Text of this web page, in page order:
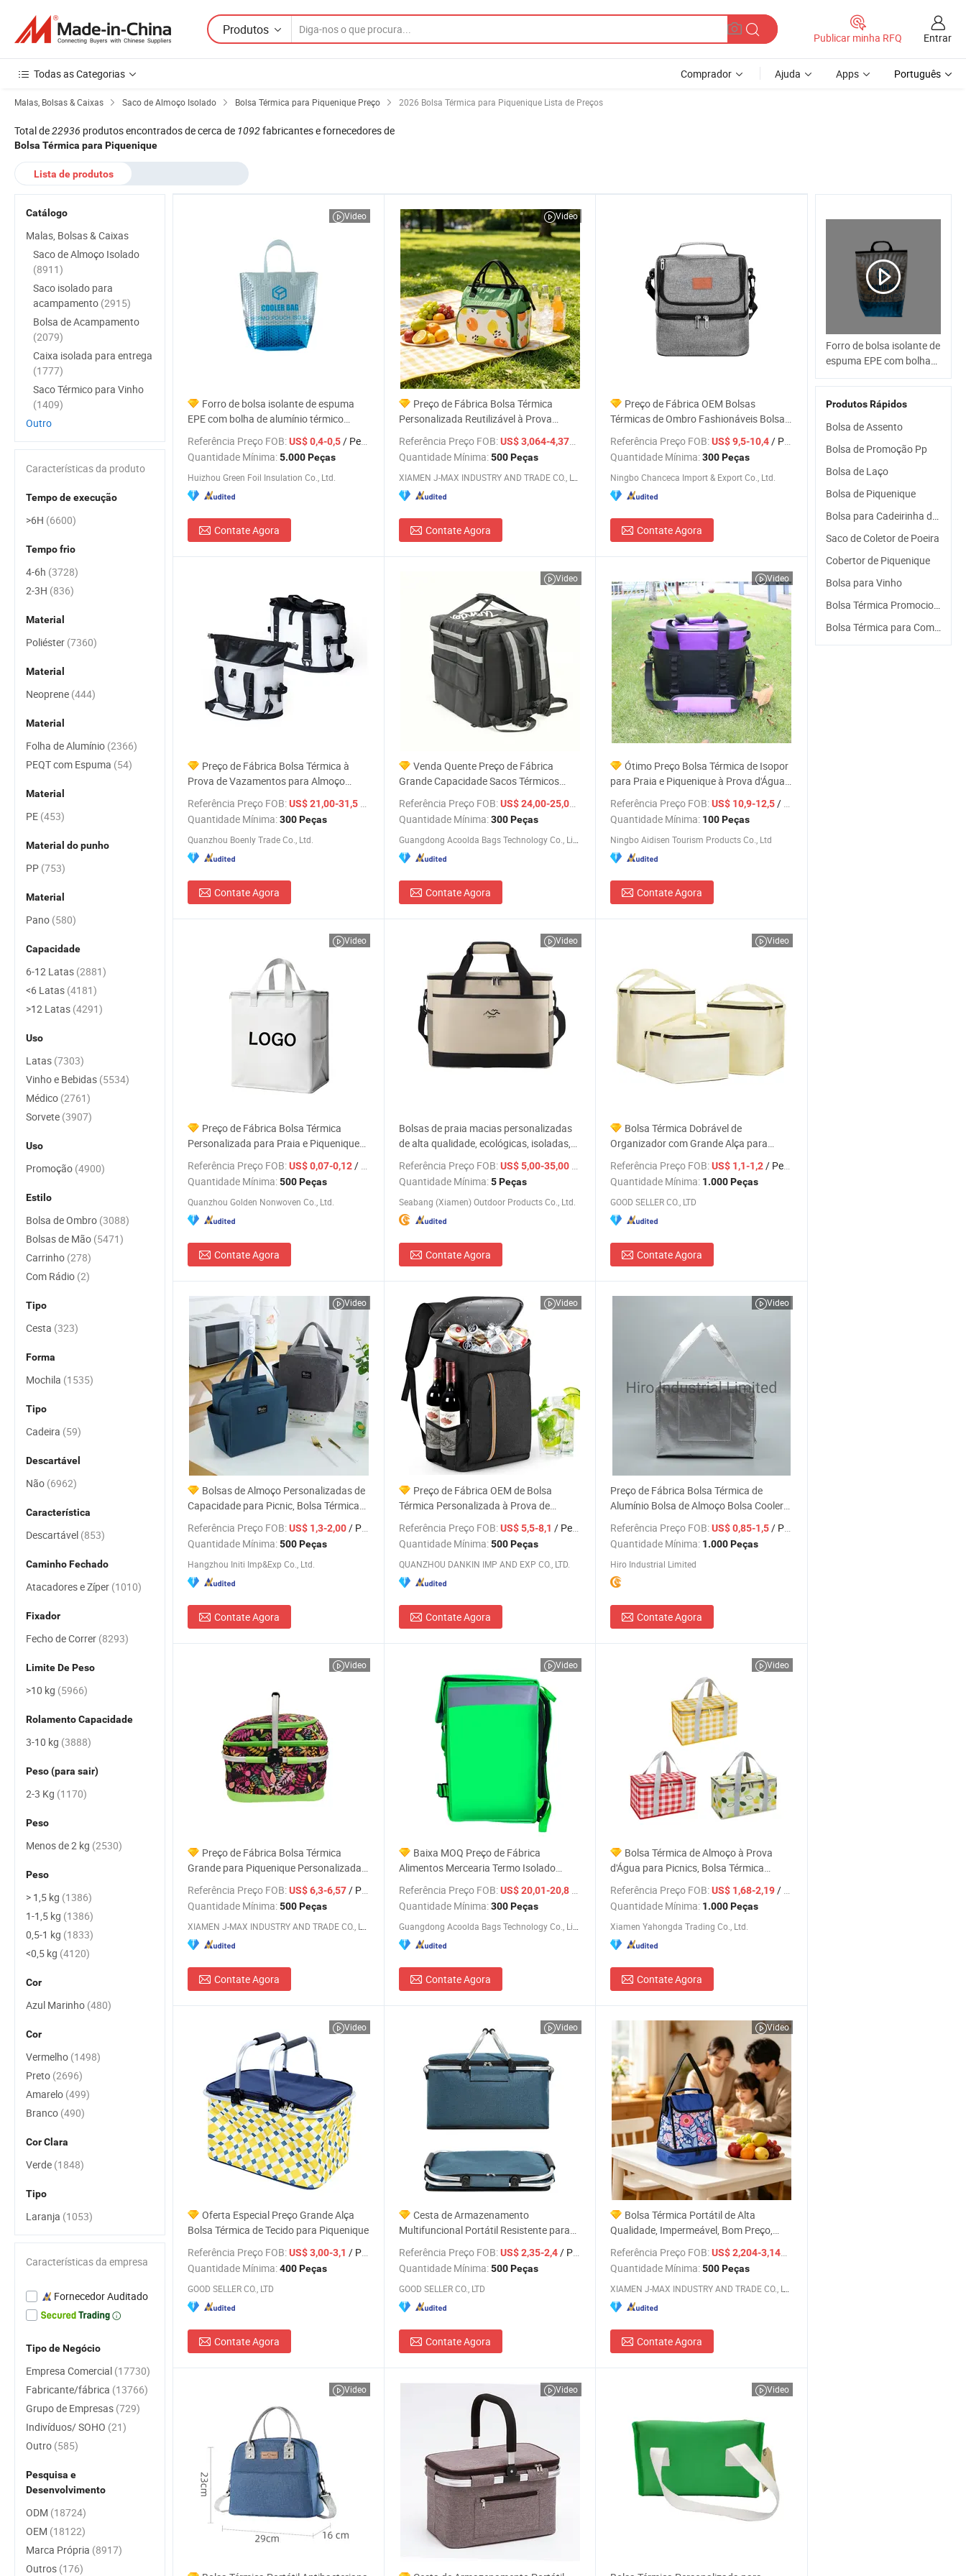
Produtos
Publicar minha RFQ Entrar
Todas as Categorias Comprador Ajuda Apps Português
Malas, Bolsas & Caixas Saco de Almoço Isolado Bolsa Térmica para Piquenique Preço 2026 Bolsa Térmica para Piquenique Lista de Preços
Total de22936 produtos encontrados de cerca de 1092fabricantes e fornecedores de
Bolsa Térmica para Piquenique
Lista de produtos
Video
Forro de bolsa isolante de espuma
EPE com bolha de alumínio térmico
personalizado para bolsa térmica de frio
para piquenique, alimentos e peixes com
preço de fábrica
Referência Preço FOB:US$ 0,4-0,5/ Peça
Quantidade Mínima:5.000 Peças
Huizhou Green Foil Insulation Co., Ltd.
Contate Agora
Video
Preço de Fábrica Bolsa Térmica
Personalizada Reutilizável à Prova
d'Água para Preservação de Calor em
Piqueniques ao Ar Livre
Referência Preço FOB:US$ 3,064-4,377 / Peça
Quantidade Mínima:500 Peças
Contate Agora
Preço de Fábrica OEM Bolsas
Térmicas de Ombro Fashionáveis Bolsa
Térmica para Almoço Bolsa Térmica para
Piquenique ao Ar Livre
Referência Preço FOB:US$ 9,5-10,4/ Peça
Quantidade Mínima:300 Peças
Ningbo Chanceca Import & Export Co., Ltd.
Contate Agora
Preço de Fábrica Bolsa Térmica à
Prova de Vazamentos para Almoço
Viagem Piquenique Gelo Praia Cooler
Bolsa à Prova d'Água Sacos Térmicos
Isolados para Camping ao Ar Livre
Referência Preço FOB:US$ 21,00-31,5
Quantidade Mínima:300 Peças
Quanzhou Boenly Trade Co., Ltd.
Contate Agora
Video
Venda Quente Preço de Fábrica
Grande Capacidade Sacos Térmicos
para Piquenique
Referência Preço FOB:US$ 24,00-25,00 / Peça
Quantidade Mínima:300 Peças
Contate Agora
Video
Ótimo Preço Bolsa Térmica de Isopor
para Praia e Piquenique à Prova d'Água
para Peixes
Referência Preço FOB:US$ 10,9-12,5/ Peça
Quantidade Mínima: 100 Peças
Ningbo Aidisen Tourism Products Co., Ltd
Contate Agora
Video
Preço de Fábrica Bolsa Térmica
Personalizada para Praia e Piquenique
Bolsa Térmica Reutilizável para Almoço
Bolsa Térmica Isolada
Referência Preço FOB:US$ 0,07-0,12/ Peça
Quantidade Mínima:500 Peças
Quanzhou Golden Nonwoven Co., Ltd.
Contate Agora
Video
Bolsas de praia macias personalizadas
de alta qualidade, ecológicas, isoladas,
de oxford, para piquenique, estilo de luxo
moderno e fashion, preço
Referência Preço FOB:US$ 5,00-35,00/ Peça
Quantidade Mínima:5 Peças
Seabang (Xiamen) Outdoor Products Co., Ltd.
Contate Agora
Video
Bolsa Térmica Dobrável de
Organizador com Grande Alça para
Atacado
Referência Preço FOB:US$ 1,1-1,2/ Peça
Quantidade Mínima: 1.000 Peças
GOOD SELLER CO., LTD
Contate Agora
Video
Bolsas de Almoço Personalizadas de
Capacidade para Picnic, Bolsa Térmica
Externa ODM para Picnic ao Ar Livre,
Preço de Fábrica Oxford 600d
Referência Preço FOB:US$ 1,3-2,00/ Peça
Quantidade Mínima:500 Peças
Hangzhou Initi Imp&Exp Co., Ltd.
Contate Agora
Video
Preço de Fábrica OEM de Bolsa
Térmica Personalizada à Prova de
Vazamentos para Picnics
Referência Preço FOB:US$ 5,5-8,1 / Peça
Quantidade Mínima:500 Peças
QUANZHOU DANKIN IMP AND EXP CO., LTD.
Contate Agora
Video
Preço de Fábrica Bolsa Térmica de
Alumínio Bolsa de Almoço Bolsa Cooler
Bolsa Térmica para Piquenique
Referência Preço FOB:US$ 0,85-1,5/ Peça
Quantidade Mínima: 1.000 Peças
Hiro Industrial Limited
Contate Agora
Video
Preço de Fábrica Bolsa Térmica
Grande para Piquenique Personalizada
com Rede Tote para Praia Bolsa Jumbo
Isolada com Cooler
Referência Preço FOB:US$ 6,3-6,57/ Peça
Quantidade Mínima:500 Peças
Contate Agora
Video
Baixa MOQ Preço de Fábrica
Alimentos Mercearia Termo Isolado
Bolsa de Almoço Mochila Cooler para
Viagem Piquenique Bolsa de Gelo para
Viagem
Referência Preço FOB:US$ 20,01-20,8/ Peça
Quantidade Mínima:300 Peças
Contate Agora
Video
Bolsa Térmica de Almoço à Prova
d'Água para Picnics, Bolsa Térmica
Isolada com Logo, Bolsa Térmica com
Zíper para Garrafa de Gelo
Referência Preço FOB:US$ 1,68-2,19/ Peça
Quantidade Mínima: 1.000 Peças
Xiamen Yahongda Trading Co., Ltd.
Contate Agora
Video
Oferta Especial Preço Grande Alça
Bolsa Térmica de Tecido para Piquenique
Referência Preço FOB:US$ 3,00-3,1 / Peça
Quantidade Mínima:400 Peças
GOOD SELLER CO., LTD
Contate Agora
Video
Cesta de Armazenamento
Multifuncional Portátil Resistente para
Atacado, Bolsa Térmica para Pic-nic
Referência Preço FOB:US$ 2,35-2,4/ Peça
Quantidade Mínima:500 Peças
GOOD SELLER CO., LTD
Contate Agora
Video
Bolsa Térmica Portátil de Alta
Qualidade, Impermeável, Bom Preço,
Ideal para Piqueniques e Acampamentos
Referência Preço FOB:US$ 2,204-3,149 / Peça
Quantidade Mínima:500 Peças
Contate Agora
Video Video Video
Forro de bolsa isolante de
espuma EPE com bolha
de alumínio térmico
personalizado para bolsa
térmica de frio para
piquenique, alimentos e
fábrica
Produtos Rápidos
Bolsa de Assento
Bolsa de Promoção Pp
Bolsa de Laço
Bolsa de Piquenique
Bolsa para Cadeirinha de Carro
Saco de Coletor de Poeira
Cobertor de Piquenique
Bolsa para Vinho
Bolsa Térmica Promocional
Bolsa Térmica para Compras
Catálogo
Malas, Bolsas & Caixas
Saco de Almoço Isolado
(8911)
Saco isolado para
acampamento (2915)
Bolsa de Acampamento
(2079)
Caixa isolada para entrega
(1777)
Saco Térmico para Vinho
(1409)
Outro
Características da produto
Tempo de execução
>6H (6600)
Tempo frio
4-6h (3728)
2-3H (836)
Material
Poliéster (7360)
Material
Neoprene (444)
Material
Folha de Alumínio (2366)
PEQT com Espuma (54)
Material
PE (453)
Material do punho
PP (753)
Material
Pano (580)
Capacidade
6-12 Latas (2881)
<6 Latas (4181)
>12 Latas (4291)
Uso
Latas (7303)
Vinho e Bebidas (5534)
Médico (2761)
Sorvete (3907)
Uso
Promoção (4900)
Estilo
Bolsa de Ombro (3088)
Bolsas de Mão (5471)
Carrinho (278)
Com Rádio (2)
Tipo
Cesta (323)
Forma
Mochila (1535)
Tipo
Cadeira (59)
Descartável
Não (6962)
Característica
Descartável (853)
Caminho Fechado
Atacadores e Zíper (1010)
Fixador
Fecho de Correr (8293)
Limite De Peso
>10 kg (5966)
Rolamento Capacidade
3-10 kg (3888)
Peso (para sair)
2-3 Kg (1170)
Peso
Menos de 2 kg (2530)
Peso
> 1,5 kg (1386)
1-1,5 kg (1386)
0,5-1 kg (1833)
<0,5 kg (4120)
Cor
Azul Marinho (480)
Cor
Vermelho (1498)
Preto (2696)
Amarelo (499)
Branco (490)
Cor Clara
Verde (1848)
Tipo
Laranja (1053)
Características da empresa
Fornecedor Auditado
Tipo de Negócio
Empresa Comercial (17730)
Fabricante/fábrica (13766)
Grupo de Empresas (729)
Indivíduos/ SOHO (21)
Outro (585)
Pesquisa e
Desenvolvimento
ODM (18724)
OEM (18122)
Marca Própria (8917)
Outros (176)